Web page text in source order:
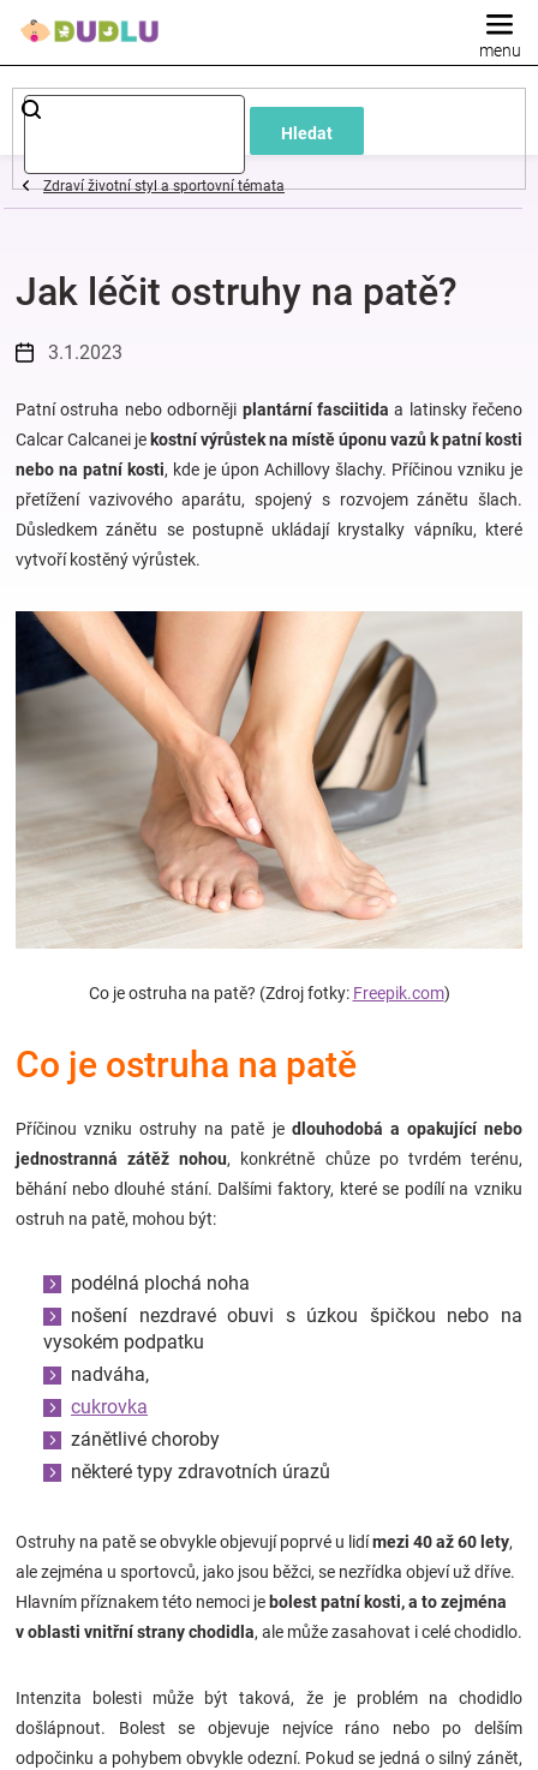
Hledat
Dětské
a
oblečení
Pokojíček
a
kojenecká
výbava
děti
Těhotenské
Blog
Hračkářství
Přihlášení
Zdraví životní styl a sportovní témata
Jak léčit ostruhy na patě?
3.1.2023
Patní ostruha nebo odborněji plantární fasciitida a latinsky řečeno
Calcar Calcanei je kostní výrůstek na místě úponu vazů k patní kosti
nebo na patní kosti, kde je úpon Achillovy šlachy. Příčinou vzniku je
přetížení vazivového aparátu, spojený s rozvojem zánětu šlach.
Důsledkem zánětu se postupně ukládají krystalky vápníku, které
vytvoří kostěný výrůstek.
Co je ostruha na patě? (Zdroj fotky: Freepik.com)
Co je ostruha na patě
Příčinou vzniku ostruhy na patě jedlouhodobá a opakující nebo
jednostranná zátěž nohou, konkrétně chůze po tvrdém terénu,
běhání nebo dlouhé stání. Dalšími faktory, které se podílí na vzniku
ostruh na patě, mohou být:
podélná plochá noha
nošení nezdravé obuvi s úzkou špičkou nebo na
vysokém podpatku
nadváha,
cukrovka
zánětlivé choroby
některé typy zdravotních úrazů
Ostruhy na patě se obvykle objevují poprvé u lidímezi 40 až 60 lety,
ale zejména u sportovců, jako jsou běžci, se nezřídka objeví už dříve.
Hlavním příznakem této nemoci je bolest patní kosti, a to zejména
v oblasti vnitřní strany chodidla, ale může zasahovat i celé chodidlo.
Intenzita bolesti může být taková, že je problém na chodidlo
došlápnout. Bolest se objevuje nejvíce ráno nebo po delším
odpočinku a pohybem obvykle odezní. Pokud se jedná o silný zánět,